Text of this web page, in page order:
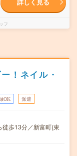
フ
！ネイル・
OK 派遣
歩13分／新富町(東